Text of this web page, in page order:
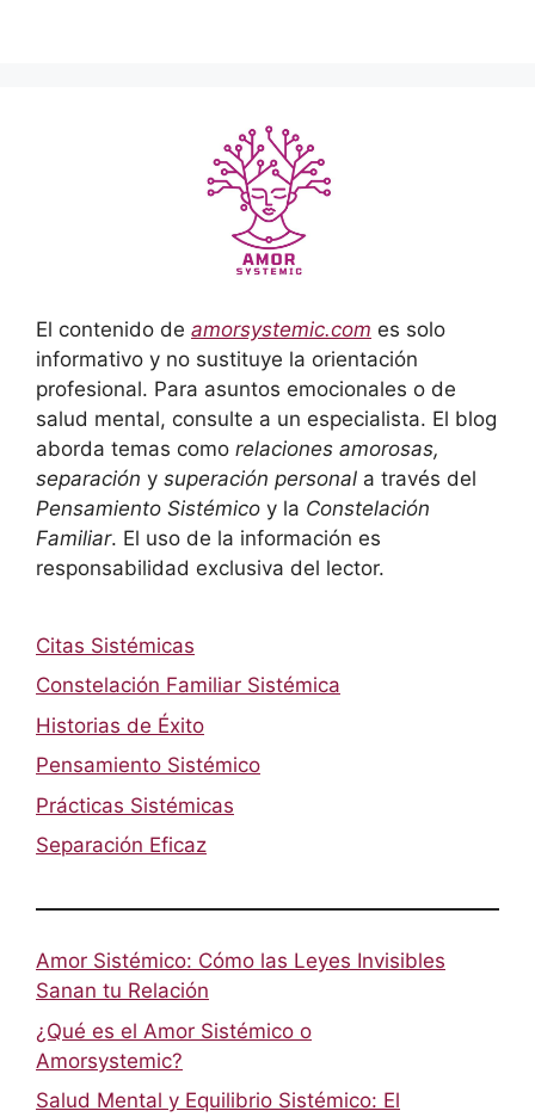
El contenido de amorsystemic.com es solo
informativo y no sustituye la orientación
profesional. Para asuntos emocionales o de
salud mental, consulte a un especialista. El blog
aborda temas como relaciones amorosas,
separación y superación personal a través del
Pensamiento Sistémico y la Constelación
Familiar. El uso de la información es
responsabilidad exclusiva del lector.
Citas Sistémicas
Constelación Familiar Sistémica
Historias de Éxito
Pensamiento Sistémico
Prácticas Sistémicas
Separación Eficaz
Amor Sistémico: Cómo las Leyes Invisibles
Sanan tu Relación
¿Qué es el Amor Sistémico o
Amorsystemic?
Salud Mental y Equilibrio Sistémico: El